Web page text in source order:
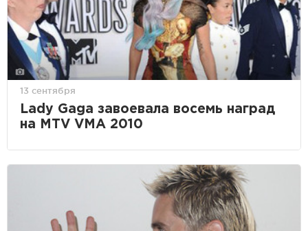
13 сентября
Lady Gaga завоевала восемь наград
на MTV VMA 2010